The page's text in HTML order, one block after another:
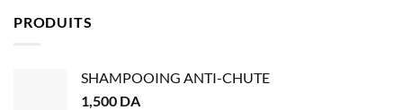
PRODUITS
SHAMPOOING ANTI-CHUTE
1,500 DA